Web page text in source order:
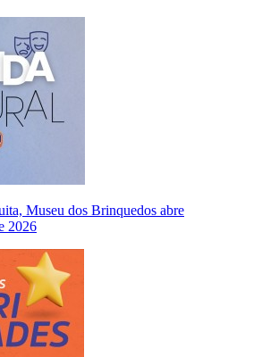
Museu dos Brinquedos abre
2026